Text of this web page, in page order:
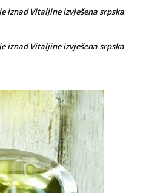
iznad Vitaljine izvješena srpska
iznad Vitaljine izvješena srpska